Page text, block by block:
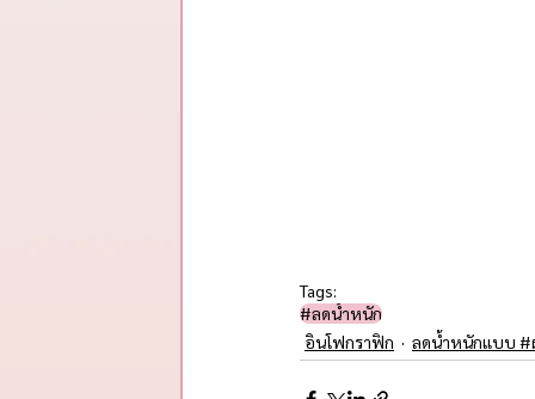
Tags:
#ลดน้ำหนัก
อินโฟกราฟิก
ลดน้ำหนักแบบ #